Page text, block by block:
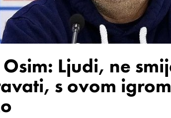
Ljudi, ne
s ovom